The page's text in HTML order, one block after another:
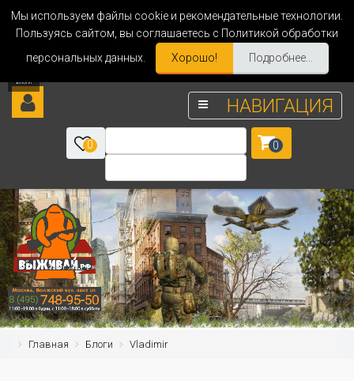
Мы используем файлы cookie и рекомендательные технологии.
Пользуясь сайтом, вы соглашаетесь с Политикой обработки
персональных данных.
Хорошо! Подробнее...
НАВИГАЦИЯ
0 0
Главная Блоги Vladimir